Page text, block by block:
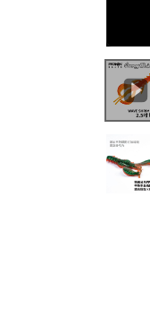
0:00
/
0:19